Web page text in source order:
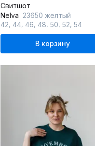
Свитшот
Nelva 23650 желтый
42 44 46 48 50 52 54
В корзину